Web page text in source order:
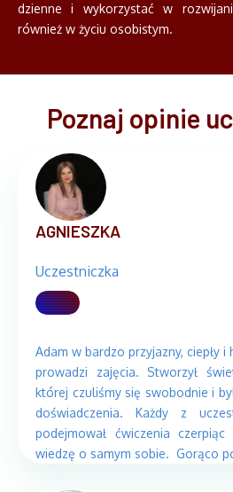
dzienne i wykorzystać w
również w życiu osobistym.
Poznaj opinie
AGNIESZKA
Uczestniczka
Adam w bardzo przyjazny, ciepły
prowadzi zajęcia. Stworzył
której czuliśmy się swobodnie i
doświadczenia. Każdy z
podejmował ćwiczenia
wiedzę o samym sobie. Gorąco